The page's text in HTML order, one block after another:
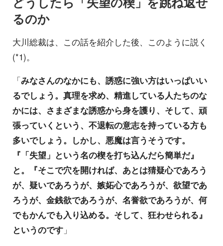
るのか
大川総裁は、この話を紹介した後、このように説く
(*1)。
「みなさんのなかにも、誘惑に強い方はいっぱいい
るでしょう。真理を求め、精進している人たちのな
かには、さまざまな誘惑から身を護り、そして、頑
張っていくという、不退転の意志を持っている方も
多いでしょう。しかし、悪魔は言うそうです。
『「失望」という名の楔を打ち込んだら簡単だ』
と。『そこで穴を開ければ、あとは猜疑心であろう
が、疑いであろうが、嫉妬心であろうが、欲望であ
ろうが、金銭欲であろうが、名誉欲であろうが、何
でもかんでも入り込める。そして、狂わせられる』
というのです 」